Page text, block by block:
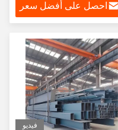
احصل على أفضل سعر
فيديو